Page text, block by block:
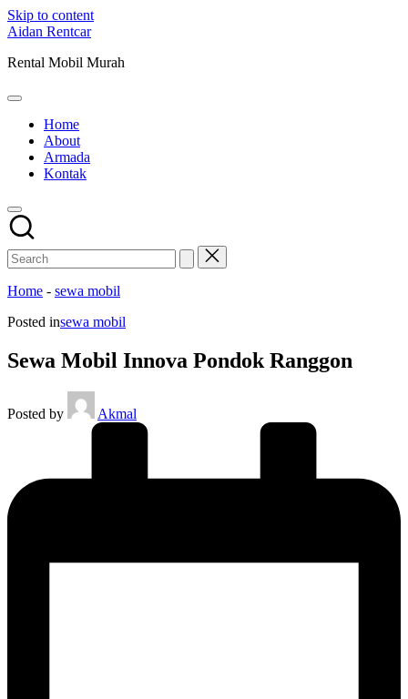
Skip to content
Aidan Rentcar
Rental Mobil Murah
Home
About
Armada
Kontak
Home - sewa mobil
Posted insewa mobil
Sewa Mobil Innova Pondok Ranggon
Posted by Akmal